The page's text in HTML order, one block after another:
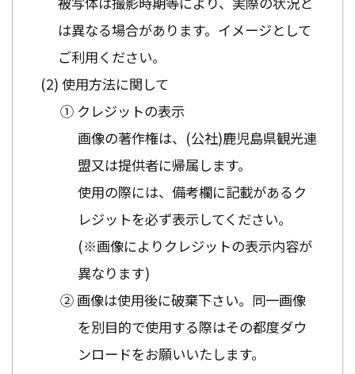
は異なる場合があります。イメージとして
ご利用ください。
使用方法に関して
① クレジットの表示
画像の著作権は、(公社)鹿児島県観光連
盟又は提供者に帰属します。
使用の際には、備考欄に記載があるク
レジットを必ず表示してください。
(※画像によりクレジットの表示内容が
異なります)
② 画像は使用後に破棄下さい。同一画像
を別目的で使用する際はその都度ダウ
ンロードをお願いいたします。